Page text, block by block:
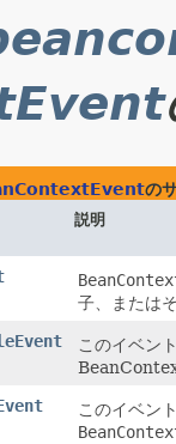
の
説明
子、または
このイベン
このイベン